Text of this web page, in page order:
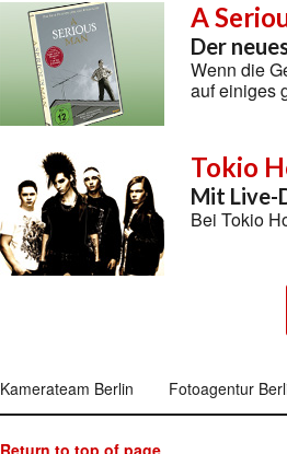
A
Der
Wenn die
auf einiges
Tokio
Mit Live-
Bei Tokio
Kamerateam Berlin Fotoagentur
Return to top of page